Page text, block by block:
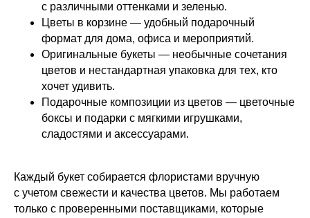
с различными оттенками и зеленью.
Цветы в корзине — удобный подарочный
формат для дома, офиса и мероприятий.
Оригинальные букеты — необычные сочетания
цветов и нестандартная упаковка для тех, кто
хочет удивить.
Подарочные композиции из цветов — цветочные
боксы и подарки с мягкими игрушками,
сладостями и аксессуарами.
Каждый букет собирается флористами вручную
с учетом свежести и качества цветов. Мы работаем
только с проверенными поставщиками, которые